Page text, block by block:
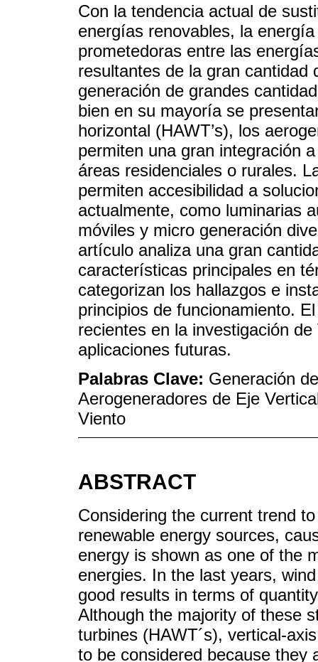
Con la tendencia actual de
energías renovables, la
prometedoras entre las
resultantes de la gran cantidad
generación de grandes
bien en su mayoría se
horizontal (HAWT’s), los
permiten una gran integración
áreas residenciales o rurales.
permiten accesibilidad a
actualmente, como luminarias
móviles y micro generación
artículo analiza una gran
características principales en
categorizan los hallazgos e
principios de funcionamiento.
recientes en la investigación
aplicaciones futuras.
Palabras Clave: Generación
Aerogeneradores de Eje
Viento
ABSTRACT
Considering the current trend
renewable energy sources,
energy is shown as one of the
energies. In the last years,
good results in terms of
Although the majority of these
turbines (HAWT´s), vertical-
to be considered because they